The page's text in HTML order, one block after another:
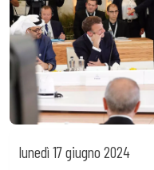
lunedì 17 giugno 2024